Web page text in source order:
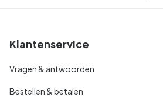
Klantenservice
Vragen & antwoorden
Bestellen & betalen